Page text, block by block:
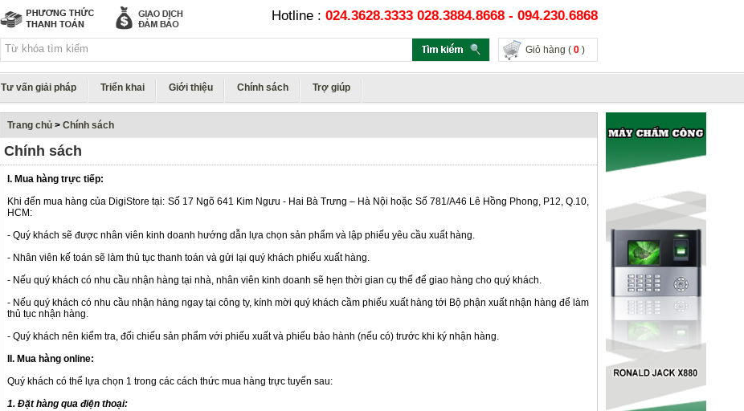
Giỏ hàng ( 0 )
Hotline : 024.3628.3333 028.3884.8668 - 094.230.6868
Tư vấn giải pháp Triển khai Giới thiệu Chính sách Trợ giúp
Trang chủ > Chính sách
Chính sách
I. Mua hàng trực tiếp:
Khi đến mua hàng của DigiStore tại: Số 17 Ngõ 641 Kim Ngưu - Hai Bà Trưng – Hà Nội hoặc Số 781/A46 Lê Hồng Phong, P12, Q.10,
HCM:
- Quý khách sẽ được nhân viên kinh doanh hướng dẫn lựa chọn sản phẩm và lập phiếu yêu cầu xuất hàng.
- Nhân viên kế toán sẽ làm thủ tục thanh toán và gửi lại quý khách phiếu xuất hàng.
- Nếu quý khách có nhu cầu nhận hàng tại nhà, nhân viên kinh doanh sẽ hẹn thời gian cụ thể để giao hàng cho quý khách.
- Nếu quý khách có nhu cầu nhận hàng ngay tại công ty, kính mời quý khách cầm phiếu xuất hàng tới Bộ phận xuất nhận hàng để làm
thủ tục nhận hàng.
- Quý khách nên kiểm tra, đối chiếu sản phẩm với phiếu xuất và phiếu bảo hành (nếu có) trước khi ký nhận hàng.
II. Mua hàng online:
Quý khách có thể lựa chọn 1 trong các cách thức mua hàng trực tuyến sau:
1. Đặt hàng qua điện thoại: